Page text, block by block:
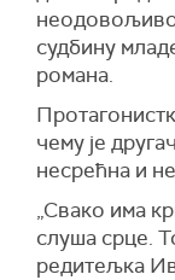
неодовољиво
судбину
романа.
чему је
несрећна и
„Свако има
слуша срце.
редитељка